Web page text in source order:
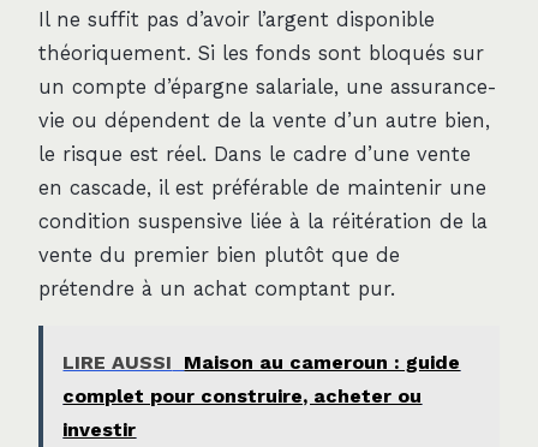
Il ne suffit pas d’avoir l’argent disponible
théoriquement. Si les fonds sont bloqués sur
un compte d’épargne salariale, une assurance-
vie ou dépendent de la vente d’un autre bien,
le risque est réel. Dans le cadre d’une vente
en cascade, il est préférable de maintenir une
condition suspensive liée à la réitération de la
vente du premier bien plutôt que de
prétendre à un achat comptant pur.
LIRE AUSSI
Maison au cameroun : guide
complet pour construire, acheter ou
investir